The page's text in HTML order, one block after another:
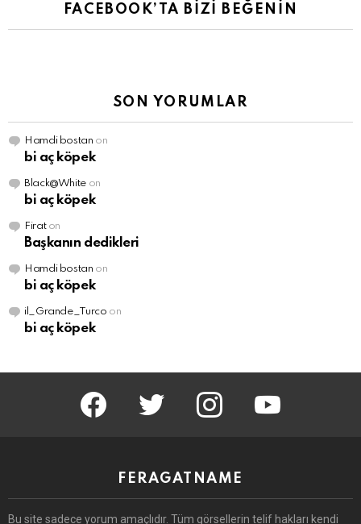
FACEBOOK’TA BİZİ BEĞENİN
SON YORUMLAR
Hamdi bostan on
bi aç köpek
Black@White on
bi aç köpek
Firaton
Başkanın dedikleri
Hamdi bostan on
bi aç köpek
il_Grande_Turco on
bi aç köpek
facebook twitter instagram youtube
FERAGATNAME
Bu site sadece yorum amaçlıdır. Tüm görsellerin telif hakları kendi